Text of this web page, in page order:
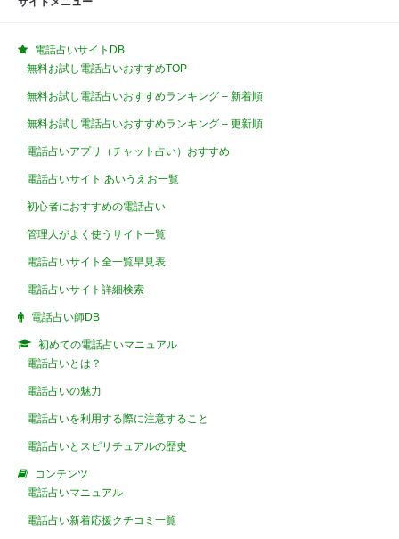
電話占いサイトDB
無料お試し電話占いおすすめTOP
無料お試し電話占いおすすめランキング – 新着順
無料お試し電話占いおすすめランキング – 更新順
電話占いアプリ（チャット占い）おすすめ
電話占いサイト あいうえお一覧
初心者におすすめの電話占い
管理人がよく使うサイト一覧
電話占いサイト全一覧早見表
電話占いサイト詳細検索
電話占い師DB
初めての電話占いマニュアル
電話占いとは？
電話占いの魅力
電話占いを利用する際に注意すること
電話占いとスピリチュアルの歴史
コンテンツ
電話占いマニュアル
電話占い新着応援クチコミ一覧